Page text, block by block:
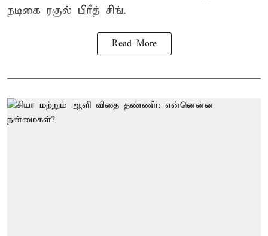
நடிகை ரகுல் பிரீத் சிங்.
Read More